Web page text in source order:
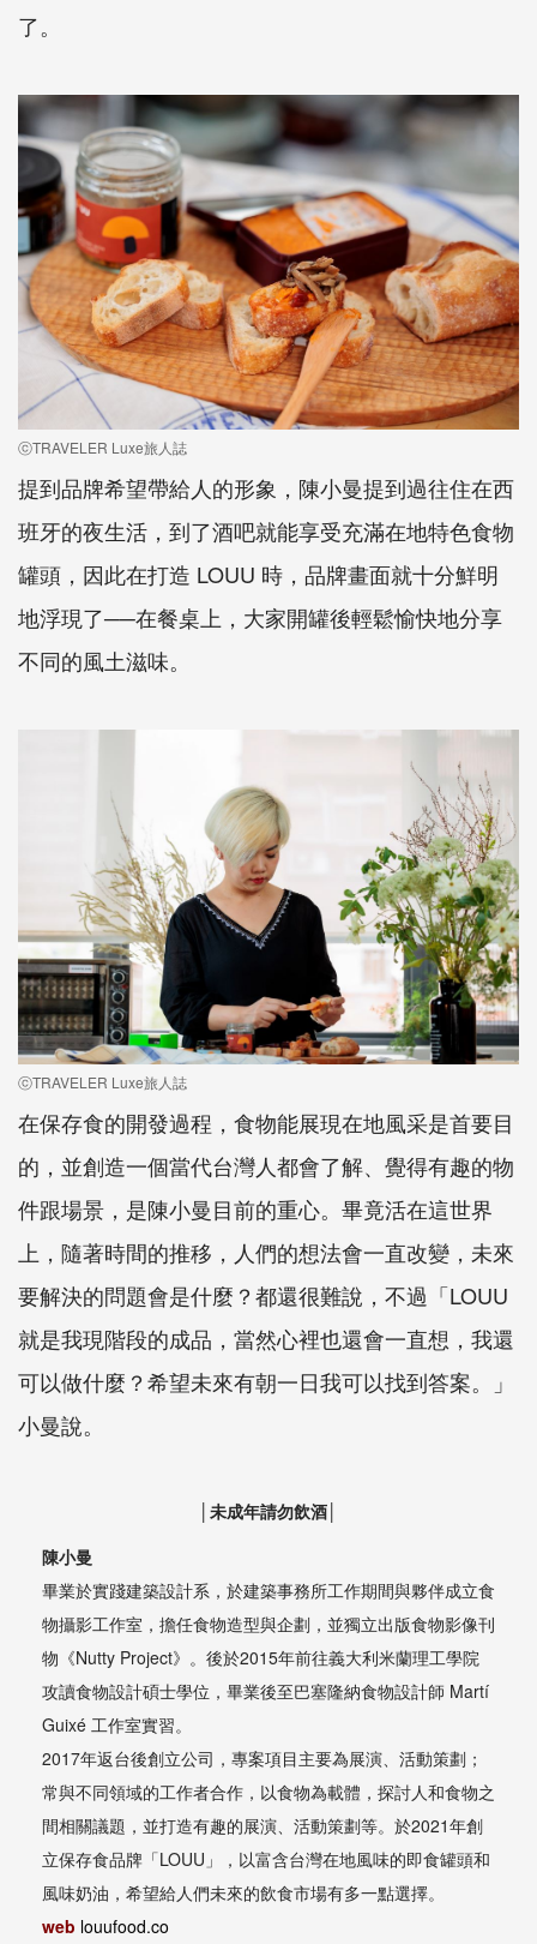
了。
ⓒTRAVELER Luxe旅人誌
提到品牌希望帶給人的形象，陳小曼提到過往住在西
班牙的夜生活，到了酒吧就能享受充滿在地特色食物
罐頭，因此在打造 LOUU 時，品牌畫面就十分鮮明
地浮現了──在餐桌上，大家開罐後輕鬆愉快地分享
不同的風土滋味。
ⓒTRAVELER Luxe旅人誌
在保存食的開發過程，食物能展現在地風采是首要目
的，並創造一個當代台灣人都會了解、覺得有趣的物
件跟場景，是陳小曼目前的重心。畢竟活在這世界
上，隨著時間的推移，人們的想法會一直改變，未來
要解決的問題會是什麼？都還很難說，不過「LOUU
就是我現階段的成品，當然心裡也還會一直想，我還
可以做什麼？希望未來有朝一日我可以找到答案。」
小曼說。
│未成年請勿飲酒│
陳小曼
畢業於實踐建築設計系，於建築事務所工作期間與夥伴成立食
物攝影工作室，擔任食物造型與企劃，並獨立出版食物影像刊
物《Nutty Project》。後於2015年前往義大利米蘭理工學院
攻讀食物設計碩士學位，畢業後至巴塞隆納食物設計師 Martí
Guixé 工作室實習。
2017年返台後創立公司，專案項目主要為展演、活動策劃；
常與不同領域的工作者合作，以食物為載體，探討人和食物之
間相關議題，並打造有趣的展演、活動策劃等。於2021年創
立保存食品牌「LOUU」，以富含台灣在地風味的即食罐頭和
風味奶油，希望給人們未來的飲食市場有多一點選擇。
web louufood.co